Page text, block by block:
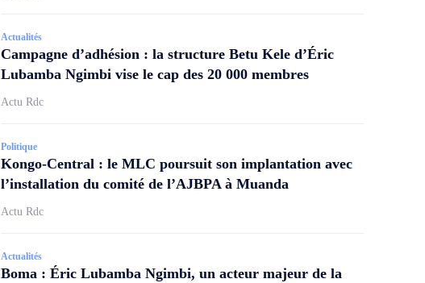
Actualités
Campagne d’adhésion : la structure Betu Kele d’Éric
Lubamba Ngimbi vise le cap des 20 000 membres
Actu Rdc
Politique
Kongo-Central : le MLC poursuit son implantation avec
l’installation du comité de l’AJBPA à Muanda
Actu Rdc
Actualités
Boma : Éric Lubamba Ngimbi, un acteur majeur de la